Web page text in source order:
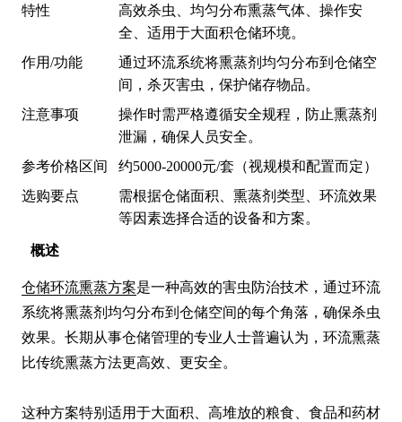
概述
仓储环流熏蒸方案是一种高效的害虫防治技术，通过环流
系统将熏蒸剂均匀分布到仓储空间的每个角落，确保杀虫
效果。长期从事仓储管理的专业人士普遍认为，环流熏蒸
比传统熏蒸方法更高效、更安全。
这种方案特别适用于大面积、高堆放的粮食、食品和药材
特性
高效杀虫、均匀分布熏蒸气体、操作安
全、适用于大面积仓储环境。
作用/功能
通过环流系统将熏蒸剂均匀分布到仓储空
间，杀灭害虫，保护储存物品。
注意事项
操作时需严格遵循安全规程，防止熏蒸剂
泄漏，确保人员安全。
参考价格区间
约5000-20000元/套（视规模和配置而定）
选购要点
需根据仓储面积、熏蒸剂类型、环流效果
等因素选择合适的设备和方案。